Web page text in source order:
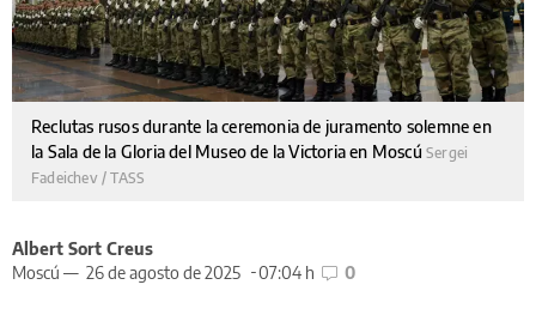
Reclutas rusos durante la ceremonia de juramento solemne en
la Sala de la Gloria del Museo de la Victoria en MoscúSergei
Fadeichev / TASS
Albert Sort Creus
Moscú — 26 de agosto de 2025 07:04 h 0